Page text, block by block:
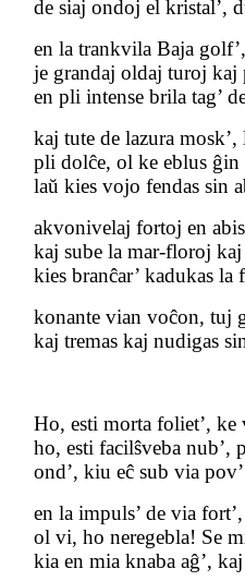
de siaj ondoj el kristal’,
en la trankvila Baja
je grandaj oldaj turoj kaj
en pli intense brila tag’
kaj tute de lazura
pli dolĉe, ol ke eblus
laŭ kies vojo fendas sin
akvonivelaj fortoj en
kaj sube la mar‑floroj
kies branĉar’ kadukas la
konante vian voĉon, tuj
kaj tremas kaj nudigas
Ho, esti morta foliet’,
ho, esti facilŝveba nub’,
ond’, kiu eĉ sub via
en la impuls’ de via
ol vi, ho neregebla! Se
kia en mia knaba aĝ’,